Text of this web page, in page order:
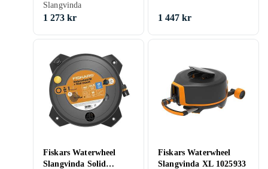
Slangvinda
1 273 kr 1 447 kr
Fiskars Waterwheel
Slangvinda Solid
Fiskars Waterwheel
Slangvinda XL 1025933